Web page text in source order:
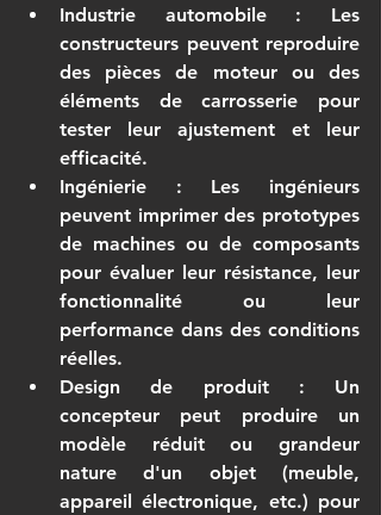
Industrie automobile : Les
constructeurs peuvent reproduire
des pièces de moteur ou des
éléments de carrosserie pour
tester leur ajustement et leur
efficacité.
Ingénierie : Les ingénieurs
peuvent imprimer des prototypes
de machines ou de composants
pour évaluer leur résistance, leur
fonctionnalité ou leur
performance dans des conditions
réelles.
Design de produit : Un
concepteur peut produire un
modèle réduit ou grandeur
nature d'un objet (meuble,
appareil électronique, etc.) pour